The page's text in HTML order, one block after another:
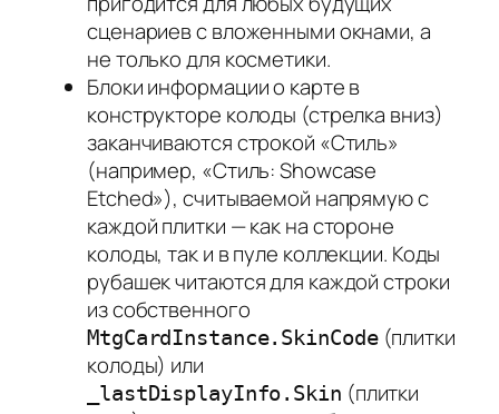
сценариев с вложенными окнами, а
не только для косметики.
Блоки информации о карте в
конструкторе колоды (стрелка вниз)
заканчиваются строкой «Стиль»
(например, «Стиль: Showcase
Etched»), считываемой напрямую с
каждой плитки — как на стороне
колоды, так и в пуле коллекции. Коды
рубашек читаются для каждой строки
из собственного
MtgCardInstance.SkinCode(плитки
колоды) или
_lastDisplayInfo.Skin (плитки